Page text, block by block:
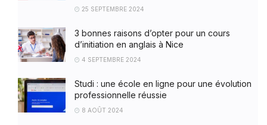
25 SEPTEMBRE 2024
3 bonnes raisons d’opter pour un cours
d’initiation en anglais à Nice
4 SEPTEMBRE 2024
Studi : une école en ligne pour une évolution
professionnelle réussie
8 AOÛT 2024